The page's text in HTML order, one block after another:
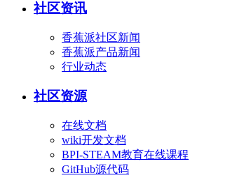
社区资讯
香蕉派社区新闻
香蕉派产品新闻
行业动态
社区资源
在线文档
wiki开发文档
BPI-STEAM教育在线课程
GitHub源代码